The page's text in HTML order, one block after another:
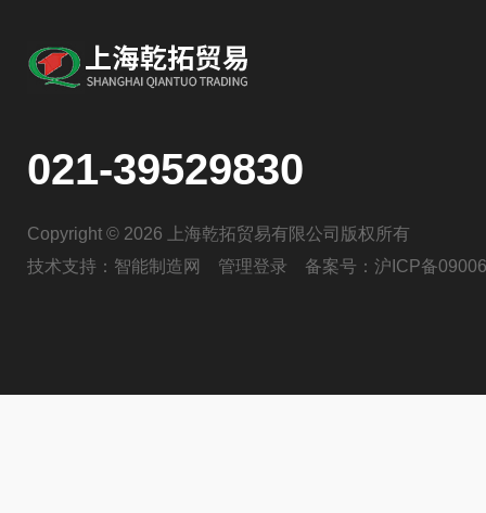
021-39529830
Copyright © 2026 上海乾拓贸易有限公司版权所有
技术支持： 智能制造网 管理登录 备案号： 沪ICP备